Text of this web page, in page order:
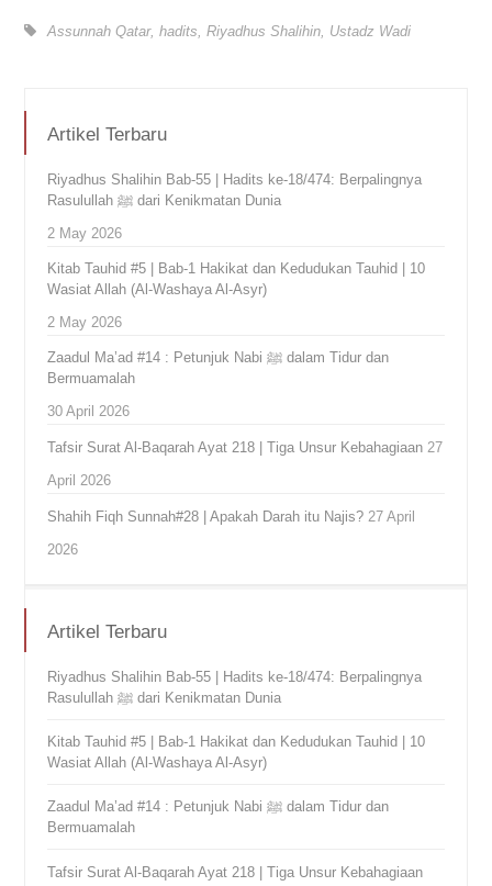
Assunnah Qatar,hadits ,Riyadhus Shalihin Ustadz Wadi
Artikel Terbaru
Riyadhus Shalihin Bab-55 | Hadits ke-18/474: Berpalingnya
Rasulullah ﷺ dari Kenikmatan Dunia
2 May 2026
Kitab Tauhid #5 | Bab-1 Hakikat dan Kedudukan Tauhid | 10
Wasiat Allah (Al-Washaya Al-Asyr)
2 May 2026
Zaadul Ma’ad #14 : Petunjuk Nabi ﷺ dalam Tidur dan
Bermuamalah
30 April 2026
Tafsir Surat Al-Baqarah Ayat 218 | Tiga Unsur Kebahagiaan 27
April 2026
Shahih Fiqh Sunnah#28 | Apakah Darah itu Najis? 27 April
2026
Artikel Terbaru
Riyadhus Shalihin Bab-55 | Hadits ke-18/474: Berpalingnya
Rasulullah ﷺ dari Kenikmatan Dunia
Kitab Tauhid #5 | Bab-1 Hakikat dan Kedudukan Tauhid | 10
Wasiat Allah (Al-Washaya Al-Asyr)
Zaadul Ma’ad #14 : Petunjuk Nabi ﷺ dalam Tidur dan
Bermuamalah
Tafsir Surat Al-Baqarah Ayat 218 | Tiga Unsur Kebahagiaan